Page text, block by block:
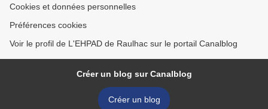
Cookies et données personnelles
Préférences cookies
Voir le profil de L'EHPAD de Raulhac sur le portail Canalblog
Créer un blog sur Canalblog
Créer un blog